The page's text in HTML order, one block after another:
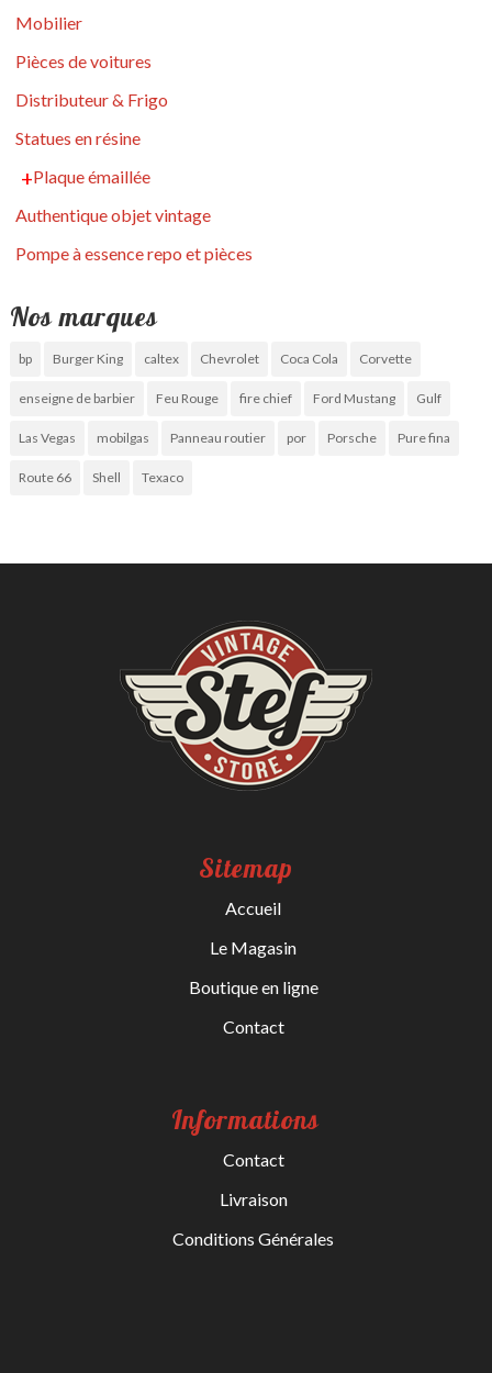
Mobilier
Pièces de voitures
Distributeur & Frigo
Statues en résine
Plaque émaillée
Authentique objet vintage
Pompe à essence repo et pièces
Nos marques
bp Burger King caltex Chevrolet Coca Cola Corvette
enseigne de barbier Feu Rouge fire chief Ford Mustang Gulf
Las Vegas mobilgas Panneau routier por Porsche Pure fina
Route 66 Shell Texaco
Sitemap
Accueil
Le Magasin
Boutique en ligne
Contact
Informations
Contact
Livraison
Conditions Générales